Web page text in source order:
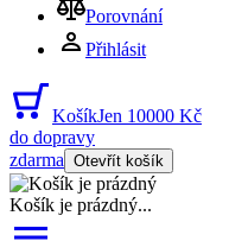
Porovnání
Přihlásit
KošíkJen 10000 Kč
do dopravy
zdarma Otevřít košík
Košík je prázdný...